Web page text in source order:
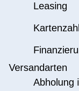
Leasing
Versandarten
Abholung